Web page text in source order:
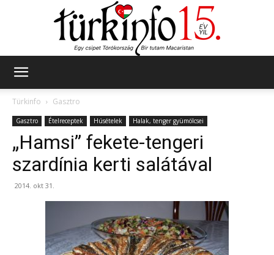
Türkinfo
Gasztro
Gasztro Ételreceptek Húsételek Halak, tenger gyümölcsei
„Hamsi” fekete-tengeri
szardínia kerti salátával
2014. okt 31.